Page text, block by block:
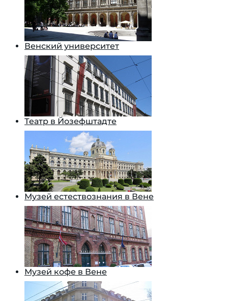
Венский университет
Театр в Йозефштадте
Музей естествознания в Вене
Музей кофе в Вене